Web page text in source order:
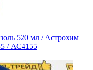
520 мл / Астрохим
/ АС4155